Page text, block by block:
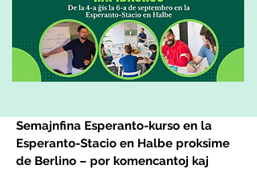
Semajnfina Esperanto-kurso en la
Esperanto-Stacio en Halbe proksime
de Berlino – por komencantoj kaj